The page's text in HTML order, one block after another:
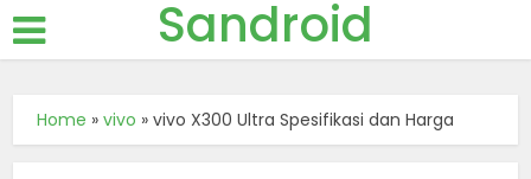
Sandroid
Home »vivo »vivo X300 Ultra Spesifikasi dan Harga